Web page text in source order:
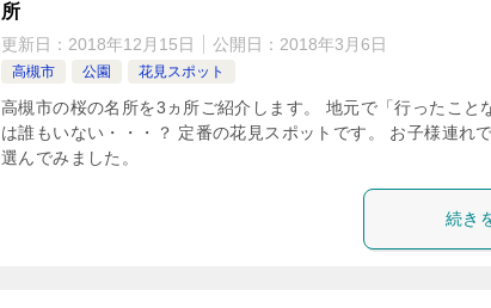
所
更新日： 2018年12月15日 公開日： 2018年3月6日
高槻市 公園 花見スポット
高槻市の桜の名所を3ヵ所ご紹介します。 地元で「行ったこと
は誰もいない・・・？ 定番の花見スポットです。 お子様連れ
選んでみました。
続き